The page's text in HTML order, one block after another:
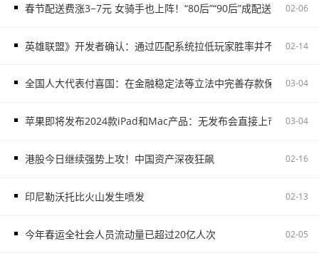
春节配送费涨3−7元 女骑手也上阵！“80后”“90后”成配送主力02-06
英雄联盟》开发者确认：通过匹配系统拉低玩家胜率并不存在02-14
全国人大代表付喜国：在金融稳定法等立法中完善存款保险制度
03-04
苹果即将发布2024款iPad和Mac产品：无发布会直接上市 03-04
港股今日继续强势上攻！中国资产深夜狂飙 02-16
印尼勒沃托比火山发生喷发 02-13
今年春运全社会人员流动量已超过20亿人次 02-05